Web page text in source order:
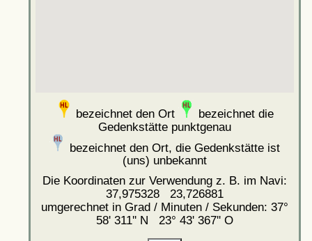
bezeichnet den Ort
bezeichnet die
Gedenkstätte punktgenau
bezeichnet den Ort, die Gedenkstätte ist
(uns) unbekannt
Die Koordinaten zur Verwendung z. B. im Navi:
37,975328 23,726881
umgerechnet in Grad / Minuten / Sekunden: 37°
58' 311'' N 23° 43' 367'' O